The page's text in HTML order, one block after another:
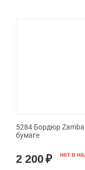
5284 Бордюр
бумаге
2 200₽ нет в